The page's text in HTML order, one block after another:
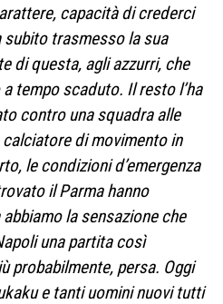
capacità di crederci
subito trasmesso la sua
di questa, agli azzurri, che
tempo scaduto. Il resto l’ha
contro una squadra alle
di movimento in
le condizioni d’emergenza
il Parma hanno
la sensazione che
una partita così
probabilmente, persa. Oggi
e tanti uomini nuovi tutti